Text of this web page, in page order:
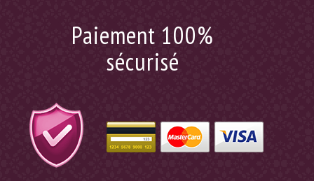
Paiement 100%
sécurisé